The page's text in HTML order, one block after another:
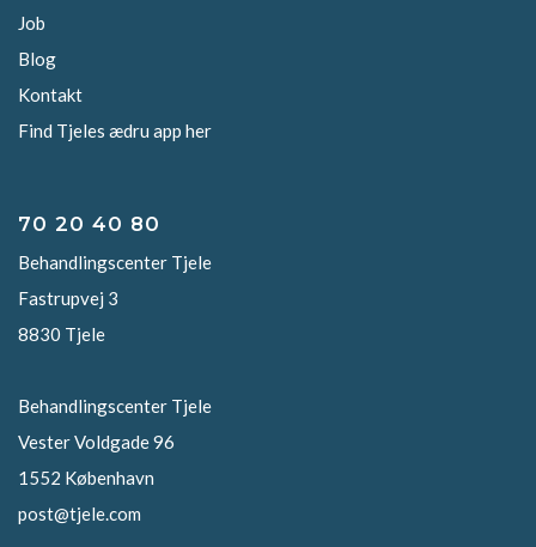
Job
Blog
Kontakt
Find Tjeles ædru app her
70 20 40 80
Behandlingscenter Tjele
Fastrupvej 3
8830 Tjele
Behandlingscenter Tjele
Vester Voldgade 96
1552 København
post@tjele.com